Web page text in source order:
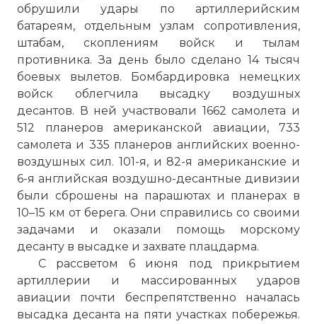
обрушили удары по артиллерийским
батареям, отдельным узлам сопротивления,
штабам, скоплениям войск и тылам
противника. За день было сделано 14 тысяч
боевых вылетов. Бомбардировка немецких
войск облегчила высадку воздушных
десантов. В ней участвовали 1662 самолета и
512 планеров американской авиации, 733
самолета и 335 планеров английских военно-
воздушных сил. 101-я, и 82-я американские и
6-я английская воздушно-десантные дивизии
были сброшены на парашютах и планерах в
10–15 км от берега. Они справились со своими
задачами и оказали помощь морскому
десанту в высадке и захвате плацдарма.
С рассветом 6 июня под прикрытием
артиллерии и массированных ударов
авиации почти беспрепятственно началась
высадка десанта на пяти участках побережья.